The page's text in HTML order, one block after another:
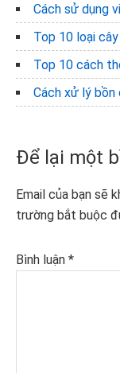
Cách sử dụng
Top 10 loại
Top 10 cách
Cách xử lý bồn
Reader
Để lại một
Email của bạn sẽ
trường bắt buộc
Bình luận *